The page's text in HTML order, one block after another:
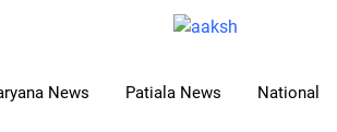
News Patiala News National